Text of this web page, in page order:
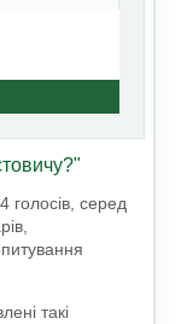
голосів, серед
такі